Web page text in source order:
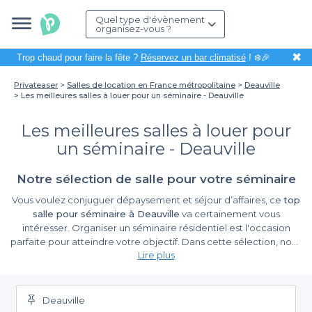
Quel type d'évènement
organisez-vous ?
Trop chaud pour faire la fête ? Réservez un bar climatisé! ❄️🎉 ✖
Privateaser Salles de location en France métropolitaine
Deauville
Les meilleures salles à louer pour un séminaire - Deauville
Les meilleures salles à louer pour
un séminaire - Deauville
Notre sélection de salle pour votre séminaire
Vous voulez conjuguer dépaysement et séjour d’affaires, ce top
salle pour séminaire à Deauville va certainement vous
intéresser. Organiser un séminaire résidentiel est l'occasion
parfaite pour atteindre votre objectif. Dans cette sélection, nous
vous proposons les meilleures adresses pour le réussir. Pour
comme destination parfaite à cet effet. Une ville côtière de la
Normandie, il propose de nombreuses activités ludiques pour
Lire plus
Deauville